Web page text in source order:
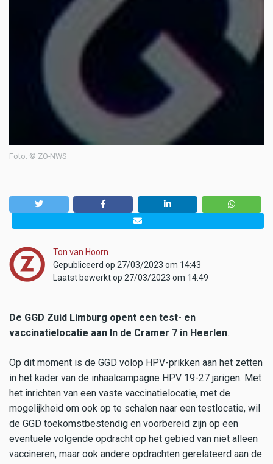
Foto: © ZO-NWS
Ton van Hoorn
Gepubliceerd op 27/03/2023 om 14:43
Laatst bewerkt op 27/03/2023 om 14:49
De GGD Zuid Limburg opent een test- en
vaccinatielocatie aan In de Cramer 7 in Heerlen.
Op dit moment is de GGD volop HPV-prikken aan het zetten
in het kader van de inhaalcampagne HPV 19-27 jarigen. Met
het inrichten van een vaste vaccinatielocatie, met de
mogelijkheid om ook op te schalen naar een testlocatie, wil
de GGD toekomstbestendig en voorbereid zijn op een
eventuele volgende opdracht op het gebied van niet alleen
vaccineren, maar ook andere opdrachten gerelateerd aan de